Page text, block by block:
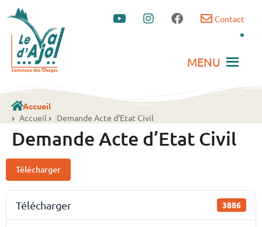
Contact
MENU
Accueil
Accueil
Demande Acte d’Etat Civil
Demande Acte d’Etat Civil
Télécharger
Télécharger 3886